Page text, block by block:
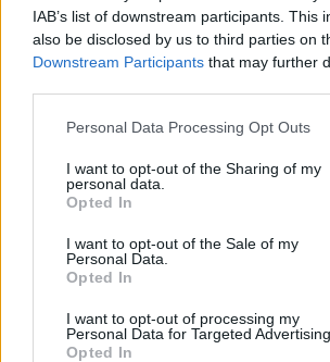
IAB’s list of downstream participants. This
also be disclosed by us to third parties on
Downstream Participants that may further
Personal Data Processing Opt Outs
I want to opt-out of the Sharing of my
personal data.
Opted In
I want to opt-out of the Sale of my
Personal Data.
Opted In
I want to opt-out of processing my
Personal Data for Targeted Advertising.
Opted In
NLB Mobilna
avgusta trikrat
občino
V ponedeljek bo v
prekinjena oziroma
25. julij 2026